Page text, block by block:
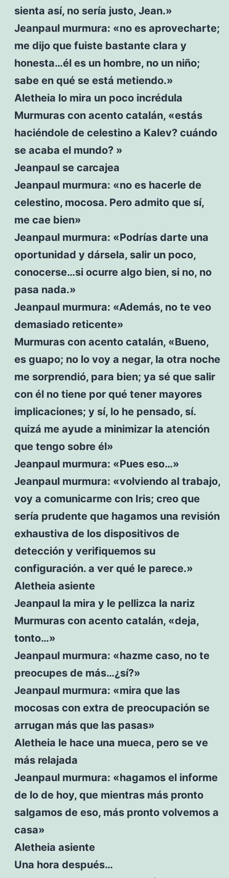
sienta así, no sería justo, Jean.»
Jeanpaul murmura: «no es aprovecharte;
me dijo que fuiste bastante clara y
honesta…él es un hombre, no un niño;
sabe en qué se está metiendo.»
Aletheia lo mira un poco incrédula
Murmuras con acento catalán, «estás
haciéndole de celestino a Kalev? cuándo
se acaba el mundo? »
Jeanpaul se carcajea
Jeanpaul murmura: «no es hacerle de
celestino, mocosa. Pero admito que sí,
me cae bien»
Jeanpaul murmura: «Podrías darte una
oportunidad y dársela, salir un poco,
conocerse…si ocurre algo bien, si no, no
pasa nada.»
Jeanpaul murmura: «Además, no te veo
demasiado reticente»
Murmuras con acento catalán, «Bueno,
es guapo; no lo voy a negar, la otra noche
me sorprendió, para bien; ya sé que salir
con él no tiene por qué tener mayores
implicaciones; y sí, lo he pensado, sí.
quizá me ayude a minimizar la atención
que tengo sobre él»
Jeanpaul murmura: «Pues eso…»
Jeanpaul murmura: «volviendo al trabajo,
voy a comunicarme con Iris; creo que
sería prudente que hagamos una revisión
exhaustiva de los dispositivos de
detección y verifiquemos su
configuración. a ver qué le parece.»
Aletheia asiente
Jeanpaul la mira y le pellizca la nariz
Murmuras con acento catalán, «deja,
tonto…»
Jeanpaul murmura: «hazme caso, no te
preocupes de más…¿sí?»
Jeanpaul murmura: «mira que las
mocosas con extra de preocupación se
arrugan más que las pasas»
Aletheia le hace una mueca, pero se ve
más relajada
Jeanpaul murmura: «hagamos el informe
de lo de hoy, que mientras más pronto
salgamos de eso, más pronto volvemos a
casa»
Aletheia asiente
Una hora después…